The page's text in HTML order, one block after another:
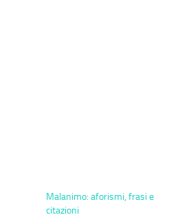
Malanimo: aforismi, frasi e
citazioni